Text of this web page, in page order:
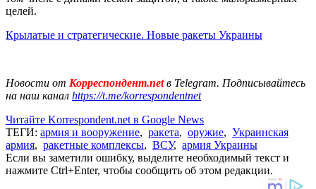
целей.
Крылатые и стратегические. Новые ракеты Украины
Новости от Корреспондент.netв Telegram. Подписывайтесь
на наш канал https://t.me/korrespondentnet
Читайте Korrespondent.net в Google News
ТЕГИ: армия и вооружение, ракета, оружие, Украинская
армия, ракетные комплексы, ВСУ, армия Украины
Если вы заметили ошибку, выделите необходимый текст и
нажмите Ctrl+Enter, чтобы сообщить об этом редакции.